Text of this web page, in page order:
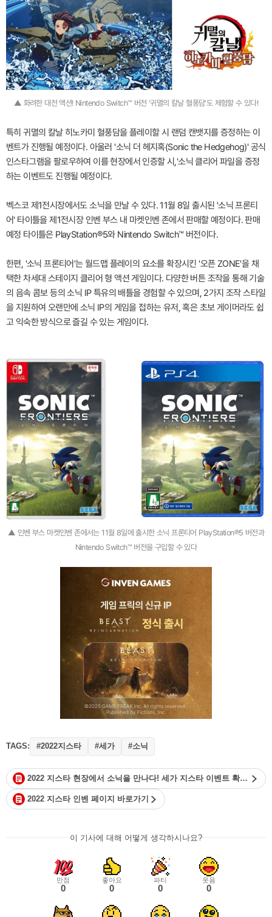
▲ 화려한 대전 액션! Nintendo Switch™ 버전 '귀멸의 칼날 혈풍담'도 체험할 수 있다!
특히 귀멸의 칼날 히노카미 혈풍담을 플레이할 시 랜덤 캔뱃지를 증정하는 이
벤트가 진행될 예정이다. 아울러 '소닉 더 헤지혹(Sonic the Hedgehog)' 공식
인스타그램을 팔로우하여 이를 현장에서 인증할 시,'소닉 클리어 파일을 증정
하는 이벤트도 진행될 예정이다.
벡스코 제1전시장에서도 소닉을 만날 수 있다. 11월 8일 출시된 '소닉 프론티
어' 타이틀을 제1전시장 인벤 부스 내 마켓인벤 존에서 판매할 예정이다. 판매
예정 타이틀은 PlayStation®5와 Nintendo Switch™ 버전이다.
한편, '소닉 프론티어'는 월드맵 플레이의 요소를 확장시킨 '오픈 ZONE'을 채
택한 차세대 스테이지 클리어 형 액션 게임이다. 다양한 버튼 조작을 통해 기술
의 음속 콤보 등의 소닉 IP 특유의 배틀을 경험할 수 있으며, 2가지 조작 스타일
을 지원하여 오랜만에 소닉 IP의 게임을 접하는 유저, 혹은 초보 게이머라도 쉽
고 익숙한 방식으로 즐길 수 있는 게임이다.
▲ 인벤 부스 마켓인벤 존에서는 11월 8일에 출시한 소닉 프론티어 PlayStation®5 버전과
Nintendo Switch™ 버전을 구입할 수 있다
TAGS: #2022지스타 #세가 #소닉
2022 지스타 현장에서 소닉을 만나다! 세가 지스타 이벤트 확인하러가기
2022 지스타 인벤 페이지 바로가기
이 기사에 대해 어떻게 생각하시나요?
만점
0
좋아요
0
파티
0
웃음
0